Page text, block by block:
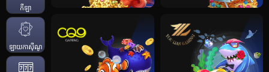
កីឡា
ឡាយកាសុីណូ